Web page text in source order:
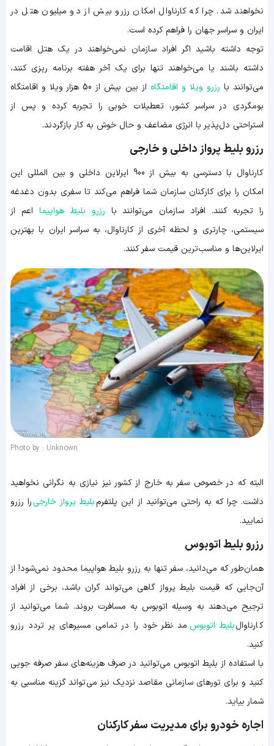
نخواهند شد. چرا که کارناوال امکان رزرو بیش از دو میلیون هتل در
ایران و سراسر جهان را فراهم کرده است.
توجه داشته باشید اگر افراد سازمان نمی‌خواهند در یک هتل اقامت
داشته باشند یا می‌خواهند تنها برای یک آخر هفته برنامه ریزی کنند،
می‌توانند با رزرو ویلا و اقامتگاه
از بین بیش از 50 هزار ویلا و اقامتگاه
بومگردی در سراسر کشور، تعطیلات خوبی را تجربه کرده و پس از
استراحتی دل‌پذیر با انرژی مضاعف و حال خوش به کار بازگردند.
رزرو بلیط پرواز داخلی و خارجی
کارناوال با دسترسی به بیش از 900 ایرلاین داخلی و بین المللی این
امکان را برای کارکنان سازمان شما فراهم می‌کند تا سفری بدون دغدغه
را تجربه کنند. افراد سازمان می‌توانند با رزرو بلیط هواپیما اعم از
سیستمی، چارتری و لحظه آخری از کارناوال، به سراسر ایران با بهترین
ایرلاین‌ها و مناسب‌ترین قیمت سفر کنند.
Photo by : Unknown
البته که در خصوص سفر به خارج از کشور نیز نیازی به نگرانی نخواهید
داشت. چرا که به راحتی می‌توانید از این پلتفرمبلیط پرواز خارجیرا رزرو
نمایید.
رزرو بلیط اتوبوس
همان‌طور که می‌دانید، سفر تنها به رزرو بلیط هواپیما محدود نمی‌شود! از
آن‌جایی که قیمت بلیط پرواز گاهی می‌تواند گران باشد، برخی از افراد
ترجیح می‌دهند به وسیله اتوبوس به مسافرت بروند. شما می‌توانید از
کارناوالبلیط اتوبوس مد نظر خود را در تمامی مسیرهای پر تردد رزرو
کنید.
با استفاده از بلیط اتوبوس می‌توانید در صرف هزینه‌های سفر صرفه جویی
کنید و برای تورهای سازمانی مقاصد نزدیک نیز می‌تواند گزینه مناسبی به
شمار بیاید.
اجاره خودرو برای مدیریت سفر کارکنان